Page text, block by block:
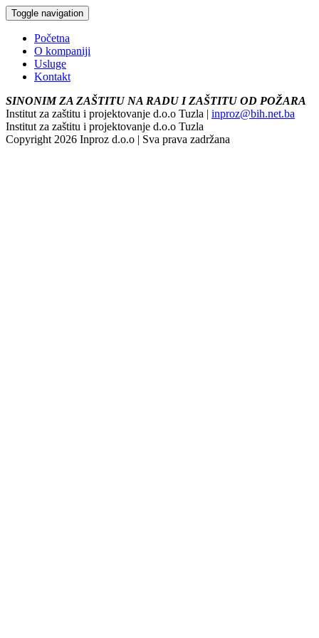
Toggle navigation
Početna
O kompaniji
Usluge
Kontakt
SINONIM ZA ZAŠTITU NA RADU I ZAŠTITU OD POŽARA
Institut za zaštitu i projektovanje d.o.o Tuzla | inproz@bih.net.ba
Institut za zaštitu i projektovanje d.o.o Tuzla
Copyright 2026 Inproz d.o.o | Sva prava zadržana